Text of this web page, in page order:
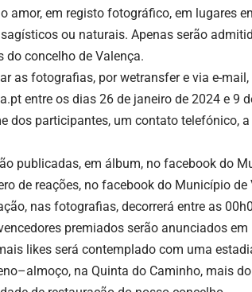
amor, em registo fotográfico, em lugares
ou naturais. Apenas serão
concelho de Valença.
as fotografias, por wetransfer e via e-mail,
entre os dias 26 de janeiro de 2024 e 9
dos participantes, um contato telefónico,
publicadas, em álbum, no facebook do
de reações, no facebook do Município de
nas fotografias, decorrerá entre as
premiados serão anunciados em
likes será contemplado com uma
na Quinta do Caminho, mais